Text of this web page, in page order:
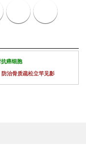
癌细胞
治骨质疏松立竿见影